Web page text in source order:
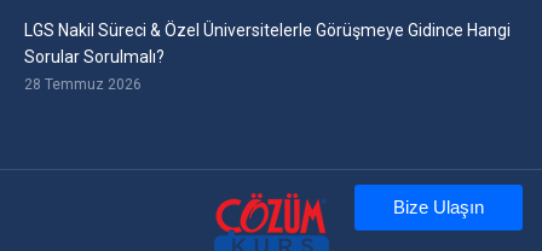
LGS Nakil Süreci & Özel Üniversitelerle Görüşmeye Gidince Hangi
Sorular Sorulmalı?
28 Temmuz 2026
Bize Ulaşın